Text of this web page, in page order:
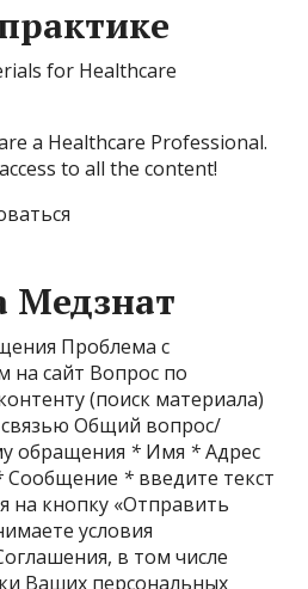
for Healthcare
a Healthcare Professional.
to all the content!
Медзнат
Проблема с
на сайт Вопрос по
(поиск материала)
Общий вопрос/
обращения * Имя *Адрес
Сообщение * введите текст
на кнопку «Отправить
условия
в том числе
Ваших персональных